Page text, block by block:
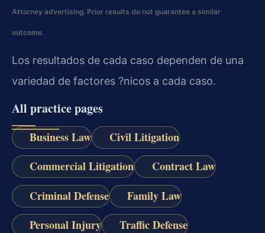
Attorney advertising. Prior results do not guarantee a similar
outcome.
Los resultados de cada caso dependen de una
variedad de factores ?nicos a cada caso.
All practice pages
Business Law
Civil Litigation
Commercial Litigation
Contract Law
Criminal Defense
Family Law
Personal Injury
Traffic Defense